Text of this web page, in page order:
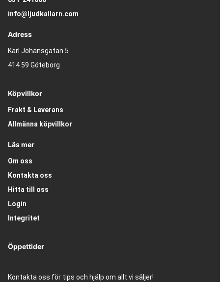
info@ljudkallarn.com
Adress
Karl Johansgatan 5
414 59 Göteborg
Köpvillkor
Frakt & Leverans
Allmänna köpvillkor
Läs mer
Om oss
Kontakta oss
Hitta till oss
Login
Integritet
Öppettider
Kontakta oss för tips och hjälp om allt vi säljer!